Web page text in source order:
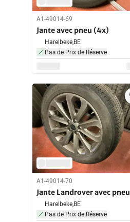
A1-49014-69
Jante avec pneu (4x)
Harelbeke,BE
Pas de Prix de Réserve
A1-49014-70
Jante Landrover avec
Harelbeke,BE
Pas de Prix de Réserve